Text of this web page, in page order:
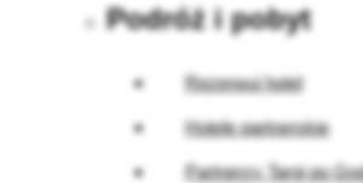
Podróż i pobyt
Rezerwuj hotel
Hotele partnerskie
Partnerzy Targi po